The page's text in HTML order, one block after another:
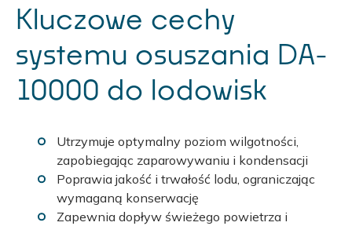
Kluczowe cechy
systemu osuszania DA-
10000 do lodowisk
Utrzymuje optymalny poziom wilgotności,
zapobiegając zaparowywaniu i kondensacji
Poprawia jakość i trwałość lodu, ograniczając
wymaganą konserwację
Zapewnia dopływ świeżego powietrza i